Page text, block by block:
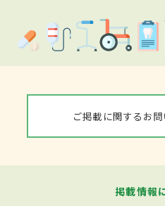
ご掲載に関するお
掲載情報